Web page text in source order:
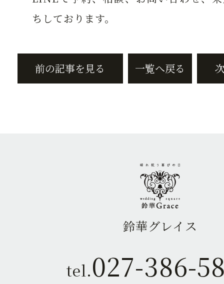
ちしております。
前の記事を見る 一覧へ戻る
鈴華グレイス
tel.027-386-